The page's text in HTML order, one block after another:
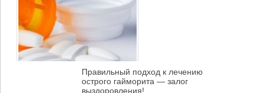
Правильный подход к лечению
острого гайморита — залог
выздоровления!